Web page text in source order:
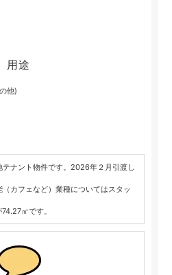
用途
他)
テナント物件です。2026年２月引渡し
カフェなど）業種についてはスタッ
㎡です。